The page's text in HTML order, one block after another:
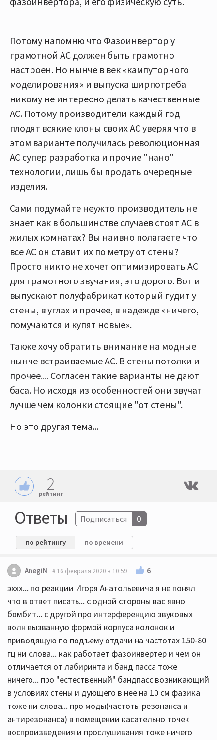
Потому напомню что Фазоинвертор у
грамотной АС должен быть грамотно
настроен. Но нынче в век «кампуторного
моделирования» и выпуска ширпотреба
никому не интересно делать качественные
АС. Потому производители каждый год
плодят всякие клоны своих АС уверяя что в
этом варианте получилась революционная
АС супер разработка и прочие "нано"
технологии, лишь бы продать очередные
изделия.
Сами подумайте неужто производитель не
знает как в большинстве случаев стоят АС в
жилых комнатах? Вы наивно полагаете что
все АС он ставит их по метру от стены?
Просто никто не хочет оптимизировать АС
для грамотного звучания, это дорого. Вот и
выпускают полуфабрикат который гудит у
стены, в углах и прочее, в надежде «ничего,
помучаются и купят новые».
Также хочу обратить внимание на модные
нынче встраиваемые АС. В стены потолки и
прочее.... Согласен такие варианты не дают
баса. Но исходя из особенностей они звучат
лучше чем колонки стоящие "от стены".
Но это другая тема...
2
рейтинг
Ответы Подписаться 0
по рейтингу по времени
AnegiN 16 февраля 2020 в 10:59 6
эххх... по реакции Игоря Анатольевича я не понял
что в ответ писать... с одной стороны вас явно
бомбит... с другой про интерференцию звуковых
волн вызванную формой корпуса колонок и
приводящую по подъему отдачи на частотах 150-80
гц ни слова... как работает фазоинвертер и чем он
отличается от лабиринта и банд пасса тоже
ничего... про "естественный" бандпасс возникающий
в условиях стены и дующего в нее на 10 см фазика
тоже ни слова... про моды(частоты резонанса и
антирезонанса) в помещении касательно точек
воспроизведения и прослушивания тоже ничего